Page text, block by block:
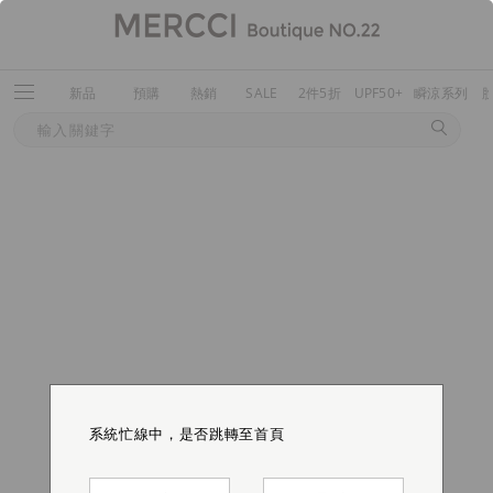
新品 預購 熱銷 SALE 2件5折 UPF50+ 瞬涼系列
系統忙線中，是否跳轉至首頁
系統忙線中，是否跳轉至首頁
系統忙線中，是否跳轉至首頁
系統忙線中，是否跳轉至首頁
系統忙線中，是否跳轉至首頁